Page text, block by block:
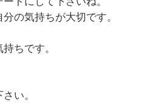
の気持ちが大切です。
ちです。
い。